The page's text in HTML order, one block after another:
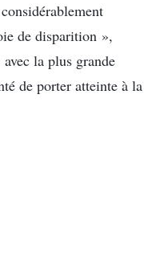
de disparition »,
la plus grande
de porter atteinte à la